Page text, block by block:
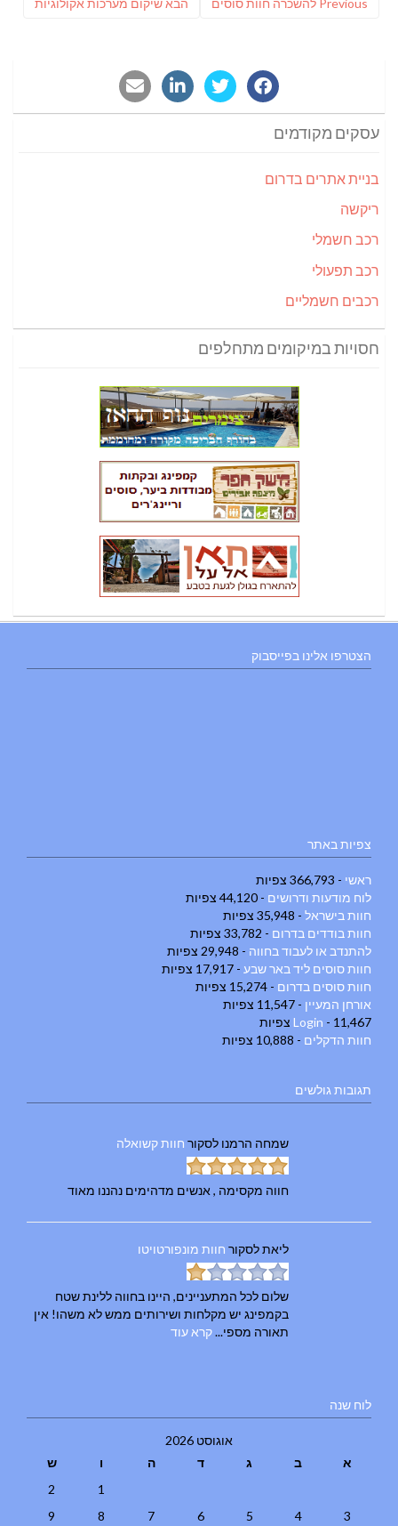
עסקים מקודמים
בניית אתרים בדרום
ריקשה
רכב חשמלי
רכב תפעולי
רכבים חשמליים
חסויות במיקומים מתחלפים
הצטרפו אלינו בפייסבוק
צפיות באתר
ראשי - 366,793 צפיות
לוח מודעות ודרושים - 44,120 צפיות
חוות בישראל - 35,948 צפיות
חוות בודדים בדרום - 33,782 צפיות
להתנדב או לעבוד בחווה - 29,948 צפיות
חוות סוסים ליד באר שבע - 17,917 צפיות
חוות סוסים בדרום - 15,274 צפיות
אורחן המעיין - 11,547 צפיות
Login - 11,467 צפיות
חוות הדקלים - 10,888 צפיות
תגובות גולשים
שמחה הרמנו לסקור חוות קשואלה
חווה מקסימה , אנשים מדהימים נהננו מאוד
ליאתלסקור חוות מונפורטויטו
שלום לכל המתעניינים, היינו בחווה ללינת שטח
בקמפינג יש מקלחות ושירותים ממש לא משהו! אין
תאורה מספי...קרא עוד
לוח שנה
אוגוסט 2026
א
ב ג ד ה ו
ש
1
2
3
4
5
6
7
8
9